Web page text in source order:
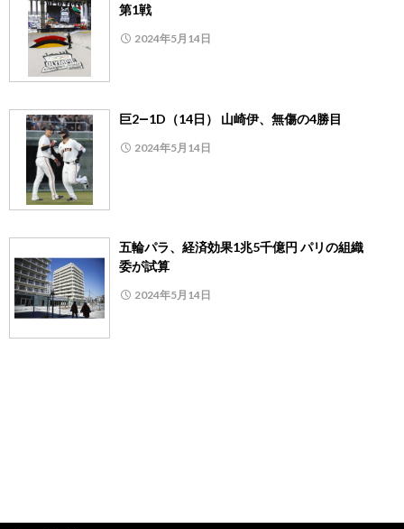
第1戦
2024年5月14日
巨2―1D（14日） 山崎伊、無傷の4勝目
2024年5月14日
五輪パラ、経済効果1兆5千億円 パリの組織
委が試算
2024年5月14日